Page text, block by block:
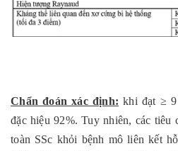
Chẩn đoán xác định: khi đạt ≥
đặc hiệu 92%. Tuy nhiên, các tiêu
toàn SSc khỏi bệnh mô liên kết